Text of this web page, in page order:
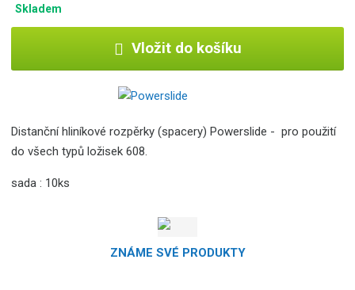
Skladem
Vložit do košíku
Distanční hliníkové rozpěrky (spacery) Powerslide - pro použití
do všech typů ložisek 608.
sada : 10ks
ZNÁME SVÉ PRODUKTY